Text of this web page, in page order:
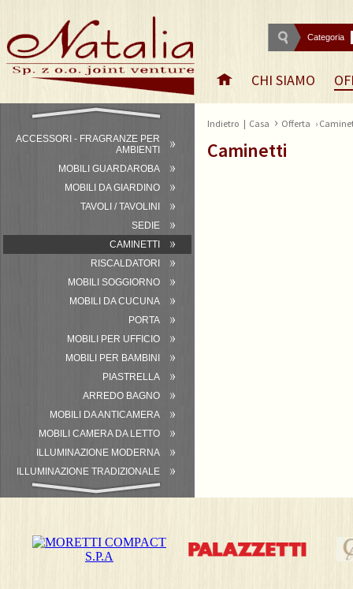
Categoria
CHI SIAMO
ACCESSORI - FRAGRANZE PER
AMBIENTI
MOBILI GUARDAROBA
MOBILI DA GIARDINO
TAVOLI / TAVOLINI
SEDIE
CAMINETTI
RISCALDATORI
MOBILI SOGGIORNO
MOBILI DA CUCUNA
PORTA
MOBILI PER UFFICIO
MOBILI PER BAMBINI
PIASTRELLA
ARREDO BAGNO
MOBILI DA ANTICAMERA
MOBILI CAMERA DA LETTO
ILLUMINAZIONE MODERNA
ILLUMINAZIONE TRADIZIONALE
ATTREZZATURA DEL BAGNO
Indietro | Casa › Offerta ›
Caminetti